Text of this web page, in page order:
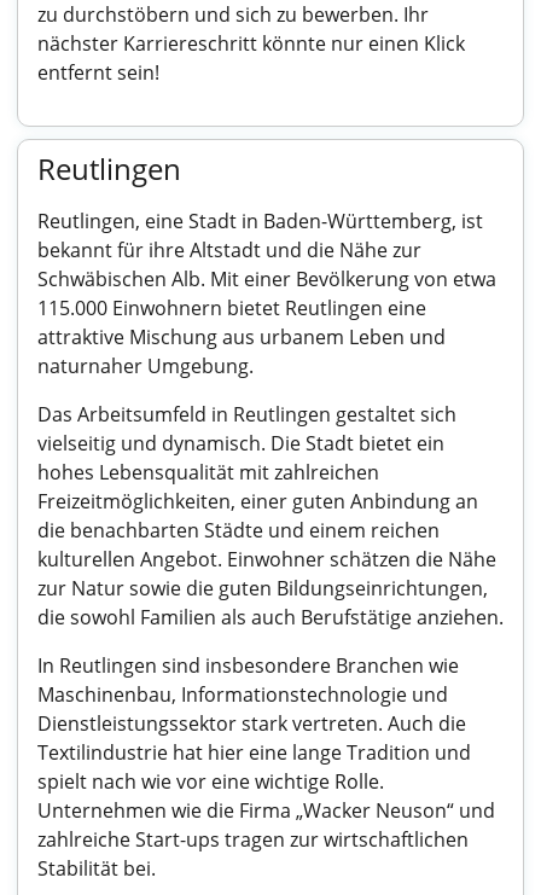
zu durchstöbern und sich zu bewerben. Ihr
nächster Karriereschritt könnte nur einen Klick
entfernt sein!
Reutlingen
Reutlingen, eine Stadt in Baden-Württemberg, ist
bekannt für ihre Altstadt und die Nähe zur
Schwäbischen Alb. Mit einer Bevölkerung von etwa
115.000 Einwohnern bietet Reutlingen eine
attraktive Mischung aus urbanem Leben und
naturnaher Umgebung.
Das Arbeitsumfeld in Reutlingen gestaltet sich
vielseitig und dynamisch. Die Stadt bietet ein
hohes Lebensqualität mit zahlreichen
Freizeitmöglichkeiten, einer guten Anbindung an
die benachbarten Städte und einem reichen
kulturellen Angebot. Einwohner schätzen die Nähe
zur Natur sowie die guten Bildungseinrichtungen,
die sowohl Familien als auch Berufstätige anziehen.
In Reutlingen sind insbesondere Branchen wie
Maschinenbau, Informationstechnologie und
Dienstleistungssektor stark vertreten. Auch die
Textilindustrie hat hier eine lange Tradition und
spielt nach wie vor eine wichtige Rolle.
Unternehmen wie die Firma „Wacker Neuson“ und
zahlreiche Start-ups tragen zur wirtschaftlichen
Stabilität bei.